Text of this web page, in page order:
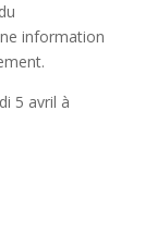
information
5 avril à